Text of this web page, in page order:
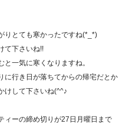
りとても寒かったですね(*_*)
て下さいね!!
一気に寒くなりますね。
に行き日が落ちてからの帰宅だとか
けして下さいね(^^♪
ィーの締め切りが27日月曜日まで